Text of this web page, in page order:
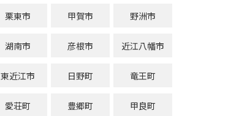
栗東市 甲賀市 野洲市
湖南市 彦根市 近江八幡市
東近江市 日野町 竜王町
愛荘町 豊郷町 甲良町